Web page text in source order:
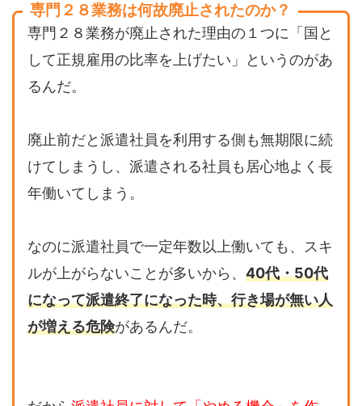
専門２８業務は何故廃止されたのか？
専門２８業務が廃止された理由の１つに「国と
して正規雇用の比率を上げたい」というのがあ
るんだ。
廃止前だと派遣社員を利用する側も無期限に続
けてしまうし、派遣される社員も居心地よく長
年働いてしまう。
なのに派遣社員で一定年数以上働いても、スキ
ルが上がらないことが多いから、 40代・50代
になって派遣終了になった時、行き場が無い人
が増える危険があるんだ。